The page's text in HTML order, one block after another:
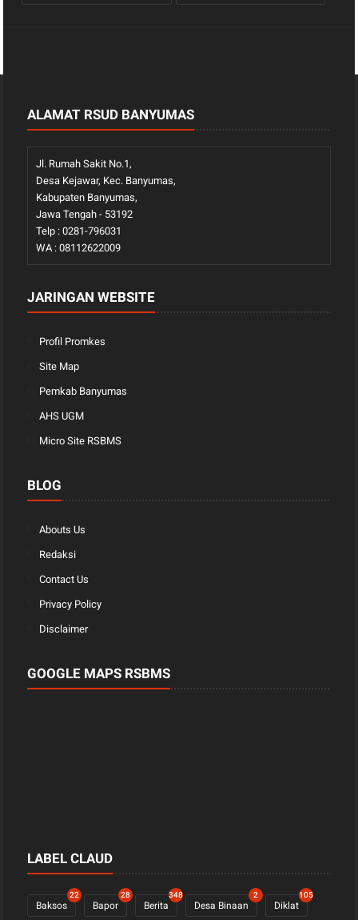
ALAMAT RSUD BANYUMAS
Jl. Rumah Sakit No.1,
Desa Kejawar, Kec. Banyumas,
Kabupaten Banyumas,
Jawa Tengah - 53192
Telp : 0281-796031
WA : 08112622009
JARINGAN WEBSITE
Profil Promkes
Site Map
Pemkab Banyumas
AHS UGM
Micro Site RSBMS
BLOG
Abouts Us
Redaksi
Contact Us
Privacy Policy
Disclaimer
GOOGLE MAPS RSBMS
LABEL CLAUD
Baksos
22
Bapor
28
Berita
348
Desa Binaan
2
Diklat
105